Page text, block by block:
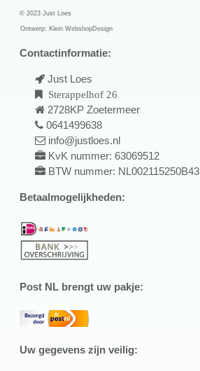
© 2023 Just Loes
Ontwerp: Klein WebshopDesign
Contactinformatie:
Just Loes
Sterappelhof 26
2728KP Zoetermeer
0641499638
info@justloes.nl
KvK nummer: 63069512
BTW nummer: NL002115250B43
Betaalmogelijkheden:
Post NL brengt uw pakje:
Uw gegevens zijn veilig: